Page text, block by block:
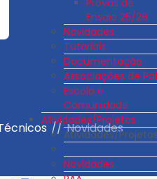
Ensaio 25/26
Novidades
Tutoriais
Documentação
Associações de
Escola e
Comunidade
Atividades/Projetos
Atividades/
Novidades
//Novidades